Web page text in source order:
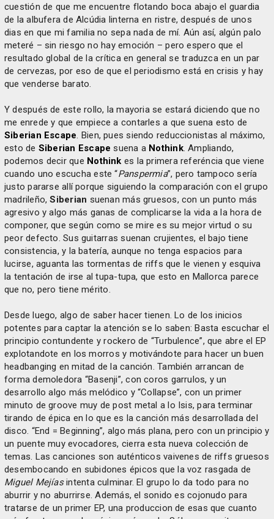
cuestión de que me encuentre flotando boca abajo el guardia
de la albufera de Alcúdia linterna en ristre, después de unos
dias en que mi familia no sepa nada de mí. Aún así, algún palo
meteré – sin riesgo no hay emoción – pero espero que el
resultado global de la crítica en general se traduzca en un par
de cervezas, por eso de que el periodismo está en crisis y hay
que venderse barato.
Y después de este rollo, la mayoria se estará diciendo que no
me enrede y que empiece a contarles a que suena esto de
Siberian Escape. Bien, pues siendo reduccionistas al máximo,
esto de Siberian Escape suena a Nothink. Ampliando,
podemos decir que Nothink es la primera referéncia que viene
cuando uno escucha este “Panspermia”, pero tampoco sería
justo pararse allí porque siguiendo la comparación con el grupo
madrileño,Siberian suenan más gruesos, con un punto más
agresivo y algo más ganas de complicarse la vida a la hora de
componer, que según como se mire es su mejor virtud o su
peor defecto. Sus guitarras suenan crujientes, el bajo tiene
consistencia, y la batería, aunque no tenga espacios para
lucirse, aguanta las tormentas de riffs que le vienen y esquiva
la tentación de irse al tupa-tupa, que esto en Mallorca parece
que no, pero tiene mérito.
Desde luego, algo de saber hacer tienen. Lo de los inicios
potentes para captar la atención se lo saben: Basta escuchar el
principio contundente y rockero de “Turbulence”, que abre el EP
explotandote en los morros y motivándote para hacer un buen
headbanging en mitad de la canción. También arrancan de
forma demoledora “Basenji”, con coros garrulos, y un
desarrollo algo más melódico y “Collapse”, con un primer
minuto de groove muy de post metal a lo Isis, para terminar
tirando de épica en lo que es la canción más desarrollada del
disco. “End = Beginning”, algo más plana, pero con un principio y
un puente muy evocadores, cierra esta nueva colección de
temas. Las canciones son auténticos vaivenes de riffs gruesos
desembocando en subidones épicos que la voz rasgada de
Miguel Mejíasintenta culminar. El grupo lo da todo para no
aburrir y no aburrirse. Además, el sonido es cojonudo para
tratarse de un primer EP, una produccion de esas que cuanto